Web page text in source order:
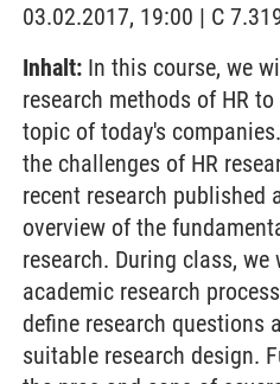
03.02.2017, 19:00 | C
Inhalt: In this course, we
research methods of HR
topic of today's
the challenges of HR
recent research published
overview of the
research. During class,
academic research
define research questions
suitable research design.